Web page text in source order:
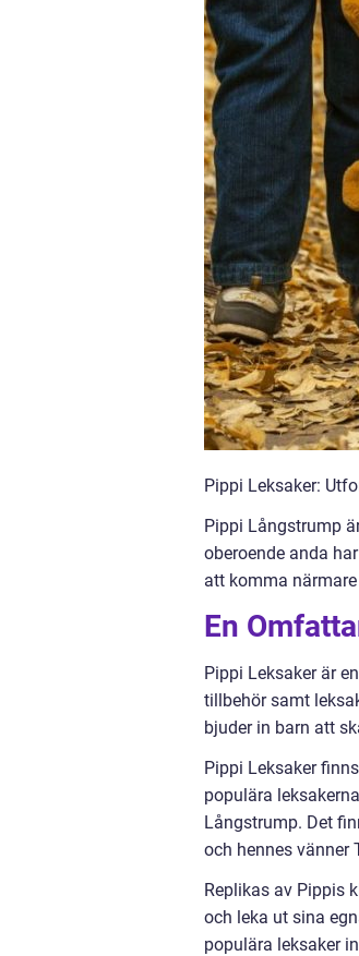
Pippi Leksaker:
Pippi Långstrump
oberoende anda
att komma
En
Pippi Leksaker är
tillbehör samt
bjuder in barn att
Pippi Leksaker
populära
Långstrump. Det
och hennes vänner
Replikas av Pippis
och leka ut sina
populära leksaker